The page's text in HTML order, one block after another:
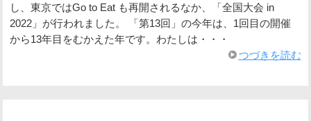
し、東京ではGo to Eat も再開されるなか、「全国大会 in
2022」が行われました。 「第13回」の今年は、1回目の開催
から13年目をむかえた年です。わたしは・・・
つづきを読む